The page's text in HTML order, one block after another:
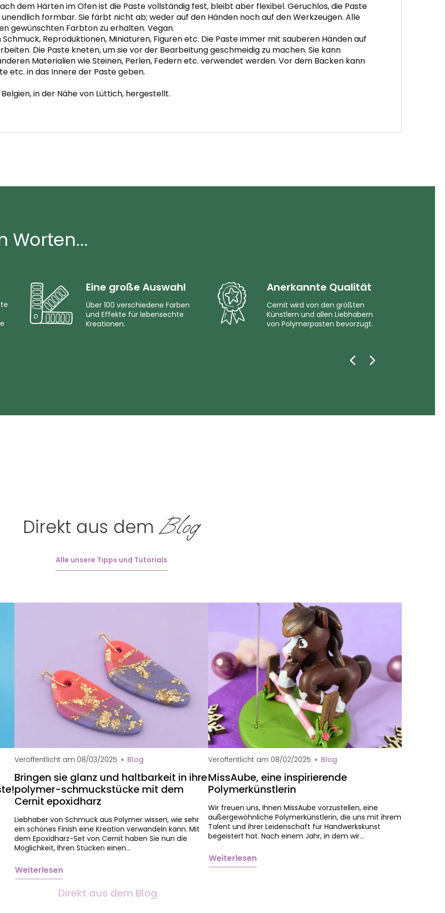
dem Härten im Ofen ist die Paste vollständig fest, bleibt aber flexibel. Geruchlos, die Paste
formbar. Sie färbt nicht ab; weder auf den Händen noch auf den Werkzeugen. Alle
gewünschten Farbton zu erhalten. Vegan.
Reproduktionen, Miniaturen, Figuren etc. Die Paste immer mit sauberen Händen auf
Die Paste kneten, um sie vor der Bearbeitung geschmeidig zu machen. Sie kann
Materialien wie Steinen, Perlen, Federn etc. verwendet werden. Vor dem Backen kann
etc. in das Innere der Paste geben.
in der Nähe von Lüttich, hergestellt.
Worten...
Eine große Auswahl
Über 100 verschiedene Farben
und Effekte für lebensechte
Kreationen.
Anerkannte Qualität
Cernit wird von den größten
Künstlern und allen Liebhabern
von Polymerpasten bevorzugt.
Direkt aus dem Blog
Direkt aus dem Blog
Alle unsere Tipps und Tutorials
Veröffentlicht am 08/03/2025 Blog
Bringen sie glanz und haltbarkeit in ihre
polymer-schmuckstücke mit dem
Cernit epoxidharz
Liebhaber von Schmuck aus Polymer wissen, wie sehr
ein schönes Finish eine Kreation verwandeln kann. Mit
dem Epoxidharz-Set von Cernit haben Sie nun die
Möglichkeit, Ihren Stücken einen…
Weiterlesen
Veröffentlicht am 08/02/2025 Blog
MissAube, eine inspirierende
Polymerkünstlerin
Wir freuen uns, Ihnen MissAube vorzustellen, eine
außergewöhnliche Polymerkünstlerin, die uns mit ihrem
Talent und ihrer Leidenschaft für Handwerkskunst
begeistert hat. Nach einem Jahr, in dem wir…
Weiterlesen